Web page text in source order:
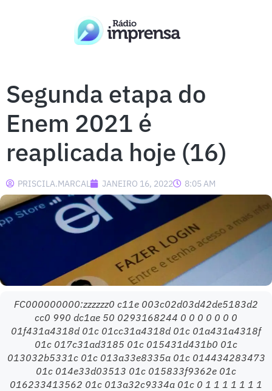
Segunda etapa do
Enem 2021 é
reaplicada hoje (16)
PRISCILA.MARCAL JANEIRO 16, 2022 8:05 AM
FC000000000:zzzzzz0 c11e 003c02d03d42de5183d2
cc0 990 dc1ae 50 0293168244 0 0 0 0 0 0 0
01f431a4318d 01c 01cc31a4318d 01c 01a431a4318f
01c 017c31ad3185 01c 015431d431b0 01c
013032b5331c 01c 013a33e8335a 01c 014434283473
01c 014e33d03513 01c 015833f9362e 01c
016233413562 01c 013a32c9334a 01c 0 1 1 1 1 1 1 1